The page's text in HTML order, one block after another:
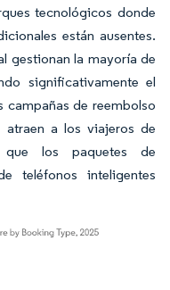
tecnológicos donde
están ausentes.
gestionan la mayoría de
significativamente el
de reembolso
atraen a los viajeros de
que los paquetes de
teléfonos inteligentes